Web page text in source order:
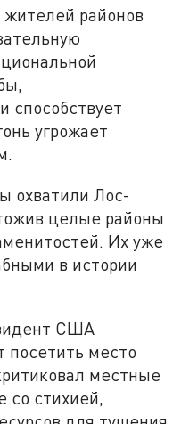
районов
способствует
угрожает
охватили Лос-
целые районы
Их уже
в истории
США
посетить место
местные
со стихией,